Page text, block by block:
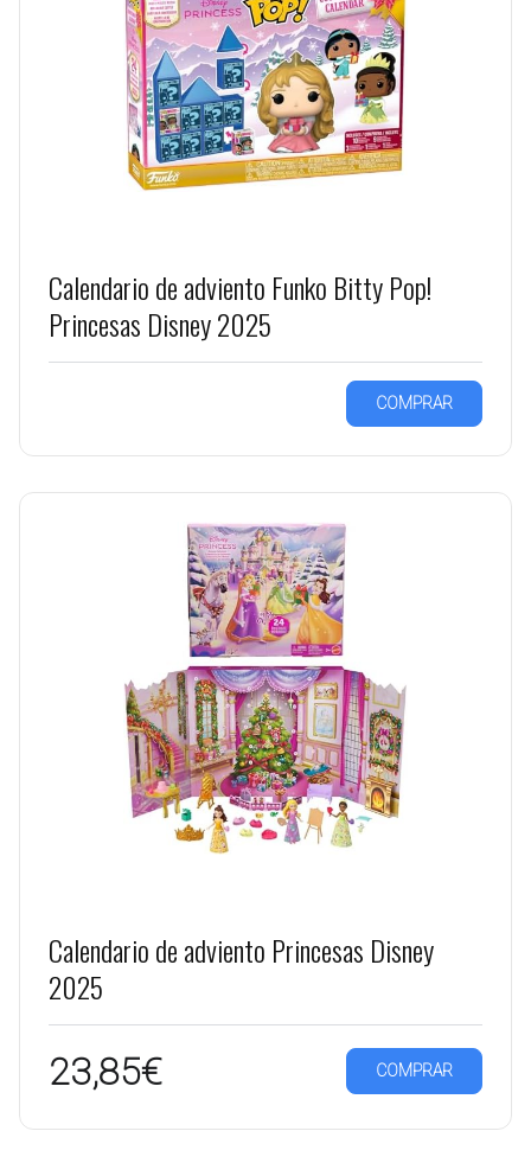
Calendario de adviento Funko Bitty Pop!
Princesas Disney 2025
COMPRAR
Calendario de adviento Princesas Disney
2025
23,85€ COMPRAR